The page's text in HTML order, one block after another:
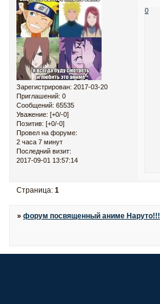
Зарегистрирован: 2017-03-20
Приглашений: 0
Сообщений: 65535
Уважение: [+0/-0]
Позитив: [+0/-0]
Провел на форуме:
2 часа 7 минут
Последний визит:
2017-09-01 13:57:14
0
Страница:1
»форум посвященный аниме Наруто!!!